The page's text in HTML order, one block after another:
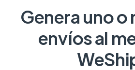
Genera uno o
envíos al